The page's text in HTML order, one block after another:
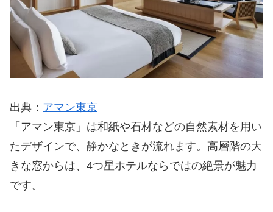
出典： アマン東京
「アマン東京」は和紙や石材などの自然素材を用い
たデザインで、静かなときが流れます。高層階の大
きな窓からは、4つ星ホテルならではの絶景が魅力
です。